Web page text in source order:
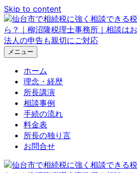
Skip to content
メニュー
ホーム
理念・経歴
所長講演
相談事例
手続の流れ
料金表
所長の独り言
お問合せ